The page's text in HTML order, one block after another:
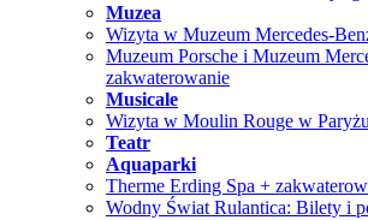
Muzea
Wizyta w Muzeum Mercedes-
Muzeum Porsche i Muzeum
zakwaterowanie
Musicale
Wizyta w Moulin Rouge w
Teatr
Aquaparki
Therme Erding Spa +
Wodny Świat Rulantica: Bilety i